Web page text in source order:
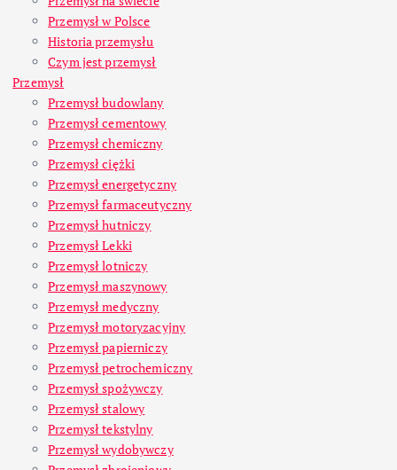
Przemysł w Polsce
Historia przemysłu
Czym jest przemysł
Przemysł
Przemysł budowlany
Przemysł cementowy
Przemysł chemiczny
Przemysł ciężki
Przemysł energetyczny
Przemysł farmaceutyczny
Przemysł hutniczy
Przemysł Lekki
Przemysł lotniczy
Przemysł maszynowy
Przemysł medyczny
Przemysł motoryzacyjny
Przemysł papierniczy
Przemysł petrochemiczny
Przemysł spożywczy
Przemysł stalowy
Przemysł tekstylny
Przemysł wydobywczy